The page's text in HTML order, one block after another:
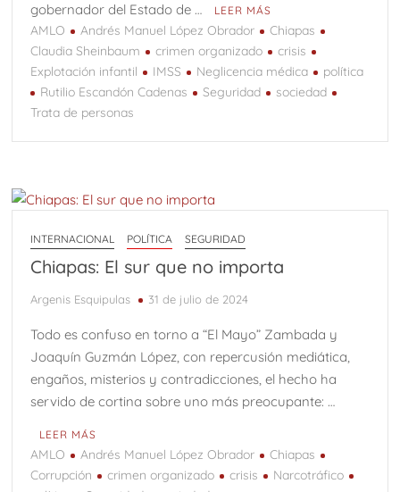
gobernador del Estado de …
LEER MÁS
AMLO Andrés Manuel López Obrador
Chiapas
Claudia Sheinbaum
crimen organizado
crisis
Explotación infantil
IMSS Neglicencia médica
política
Rutilio Escandón Cadenas
Seguridad
sociedad
Trata de personas
INTERNACIONAL POLÍTICA SEGURIDAD
Chiapas: El sur que no importa
Argenis Esquipulas 31 de julio de 2024
Todo es confuso en torno a “El Mayo” Zambada y
Joaquín Guzmán López, con repercusión mediática,
engaños, misterios y contradicciones, el hecho ha
servido de cortina sobre uno más preocupante: …
LEER MÁS
AMLO Andrés Manuel López Obrador
Chiapas
Corrupción
crimen organizado crisis
Narcotráfico